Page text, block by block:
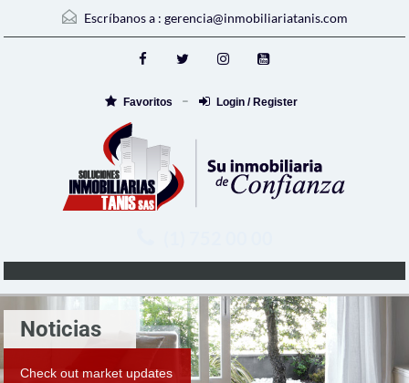
Escríbanos a : gerencia@inmobiliariatanis.com
Favoritos Login / Register
Noticias
Check out market updates